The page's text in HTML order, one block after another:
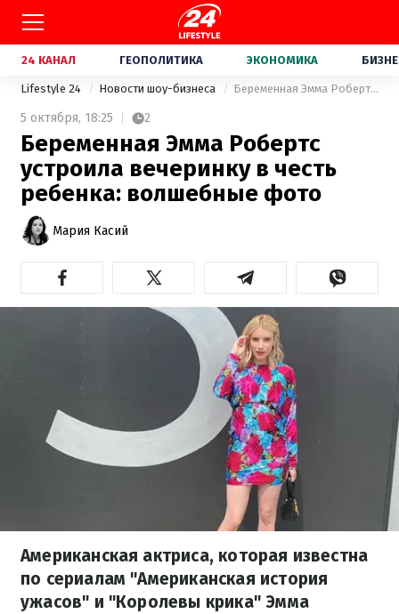
24 КАНАЛ ГЕОПОЛИТИКА ЭКОНОМИКА
Lifestyle 24 Новости шоу-бизнеса Беременная Эмма Робертс устроила вечеринку в честь ребенка: волшебные фото
5 октября, 18:25 2
Беременная Эмма Робертс
устроила вечеринку в честь
ребенка: волшебные фото
Мария Касий
Американская актриса, которая известна
по сериалам "Американская история
ужасов" и "Королевы крика" Эмма